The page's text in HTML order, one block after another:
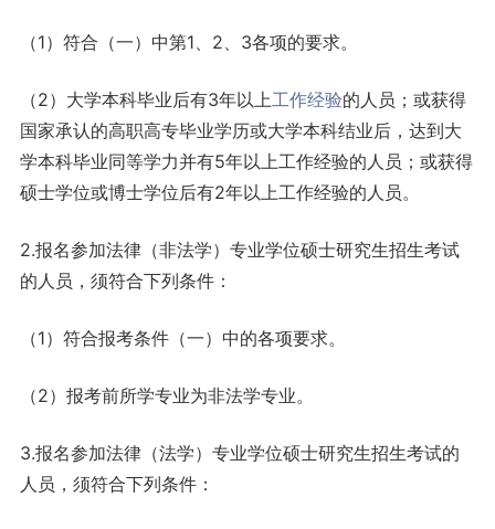
（1）符合（一）中第1、2、3各项的要求。
（2）大学本科毕业后有3年以上工作经验的人员；或获得
国家承认的高职高专毕业学历或大学本科结业后，达到大
学本科毕业同等学力并有5年以上工作经验的人员；或获得
硕士学位或博士学位后有2年以上工作经验的人员。
2.报名参加法律（非法学）专业学位硕士研究生招生考试
的人员，须符合下列条件：
（1）符合报考条件（一）中的各项要求。
（2）报考前所学专业为非法学专业。
3.报名参加法律（法学）专业学位硕士研究生招生考试的
人员，须符合下列条件：